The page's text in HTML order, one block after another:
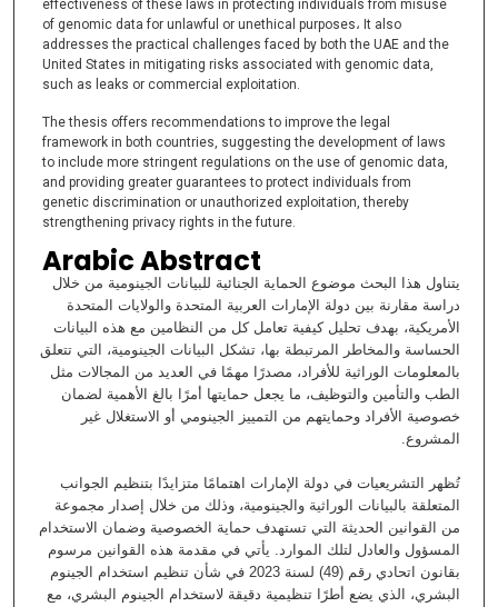
effectiveness of these laws in protecting individuals from misuse
of genomic data for unlawful or unethical purposes، It also
addresses the practical challenges faced by both the UAE and the
United States in mitigating risks associated with genomic data,
such as leaks or commercial exploitation.
The thesis offers recommendations to improve the legal
framework in both countries, suggesting the development of laws
to include more stringent regulations on the use of genomic data,
and providing greater guarantees to protect individuals from
genetic discrimination or unauthorized exploitation, thereby
strengthening privacy rights in the future.
Arabic Abstract
يتناول هذا البحث موضوع الحماية الجنائية للبيانات الجينومية من خلال
دراسة مقارنة بين دولة الإمارات العربية المتحدة والولايات المتحدة
الأمريكية، بهدف تحليل كيفية تعامل كل من النظامين مع هذه البيانات
الحساسة والمخاطر المرتبطة بها، تشكل البيانات الجينومية، التي تتعلق
بالمعلومات الوراثية للأفراد، مصدرًا مهمًا في العديد من المجالات مثل
الطب والتأمين والتوظيف، ما يجعل حمايتها أمرًا بالغ الأهمية لضمان
خصوصية الأفراد وحمايتهم من التمييز الجينومي أو الاستغلال غير
المشروع.
تُظهر التشريعيات في دولة الإمارات اهتمامًا متزايدًا بتنظيم الجوانب
المتعلقة بالبيانات الوراثية والجينومية، وذلك من خلال إصدار مجموعة
من القوانين الحديثة التي تستهدف حماية الخصوصية وضمان الاستخدام
المسؤول والعادل لتلك الموارد. يأتي في مقدمة هذه القوانين مرسوم
بقانون اتحادي رقم (49) لسنة 2023 في شأن تنظيم استخدام الجينوم
البشري، الذي يضع أطرًا تنظيمية دقيقة لاستخدام الجينوم البشري، مع